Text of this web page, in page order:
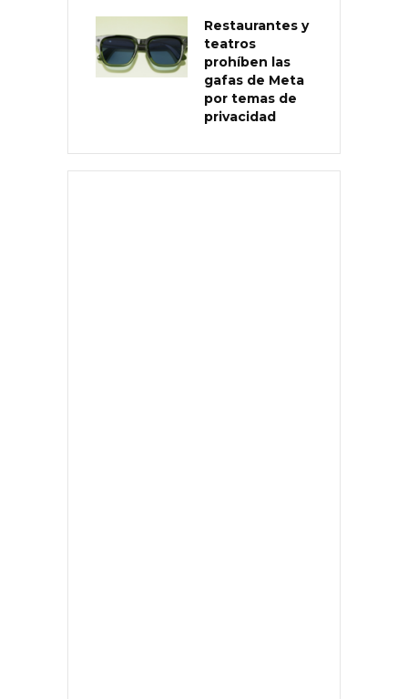
Restaurantes y
teatros
prohíben las
gafas de Meta
por temas de
privacidad